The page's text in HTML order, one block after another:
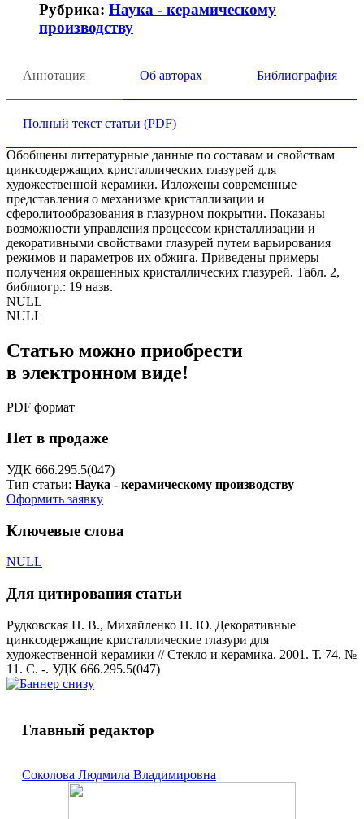
Рубрика: Наука - керамическому
производству
Аннотация Об авторах Библиография
Полный текст статьи (PDF)
Обобщены литературные данные по составам и свойствам
цинксодержащих кристаллических глазурей для
художественной керамики. Изложены современные
представления о механизме кристаллизации и
сферолитообразования в глазурном покрытии. Показаны
возможности управления процессом кристаллизации и
декоративными свойствами глазурей путем варьирования
режимов и параметров их обжига. Приведены примеры
получения окрашенных кристаллических глазурей. Табл. 2,
библиогр.: 19 назв.
NULL
NULL
Статью можно приобрести
в электронном виде!
PDF формат
Нет в продаже
УДК 666.295.5(047)
Тип статьи: Наука - керамическому производству
Оформить заявку
Ключевые слова
NULL
Для цитирования статьи
Рудковская Н. В., Михайленко Н. Ю. Декоративные
цинксодержащие кристаллические глазури для
художественной керамики // Стекло и керамика. 2001. Т. 74, №
11. С. -. УДК 666.295.5(047)
Главный редактор
Соколова Людмила Владимировна